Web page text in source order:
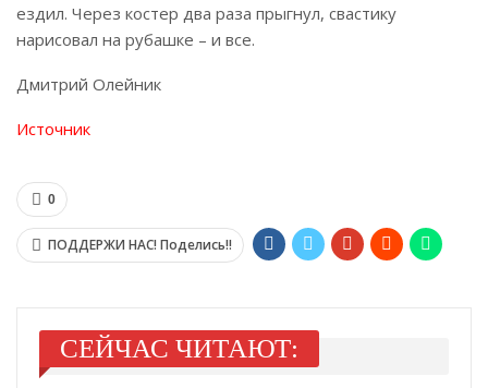
ездил. Через костер два раза прыгнул, свастику
нарисовал на рубашке – и все.
Дмитрий Олейник
Источник
0
ПОДДЕРЖИ НАС! Поделись!!
СЕЙЧАС ЧИТАЮТ: